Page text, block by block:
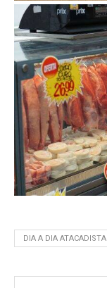
DIA A DIA ATACADISTA